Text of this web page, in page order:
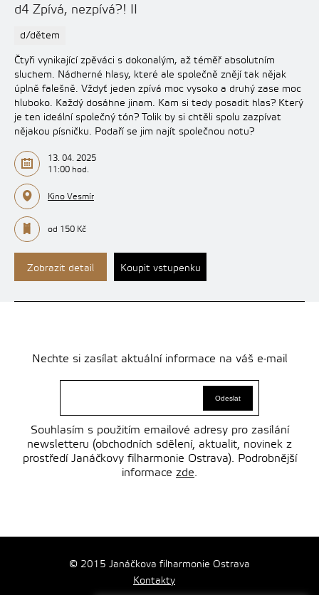
d4 Zpívá, nezpívá?! II
d/dětem
Čtyři vynikající zpěváci s dokonalým, až téměř absolutním
sluchem. Nádherné hlasy, které ale společně znějí tak nějak
úplně falešně. Vždyť jeden zpívá moc vysoko a druhý zase moc
hluboko. Každý dosáhne jinam. Kam si tedy posadit hlas? Který
je ten ideální společný tón? Tolik by si chtěli spolu zazpívat
nějakou písničku. Podaří se jim najít společnou notu?
13. 04. 2025
11:00 hod.
Kino Vesmír
od 150 Kč
Zobrazit detail Koupit vstupenku
Nechte si zasílat aktuální informace na váš e-mail
Souhlasím s použitím emailové adresy pro zasílání
newsletteru (obchodních sdělení, aktualit, novinek z
prostředí Janáčkovy filharmonie Ostrava). Podrobnější
informace zde.
© 2015 Janáčkova filharmonie Ostrava
Kontakty